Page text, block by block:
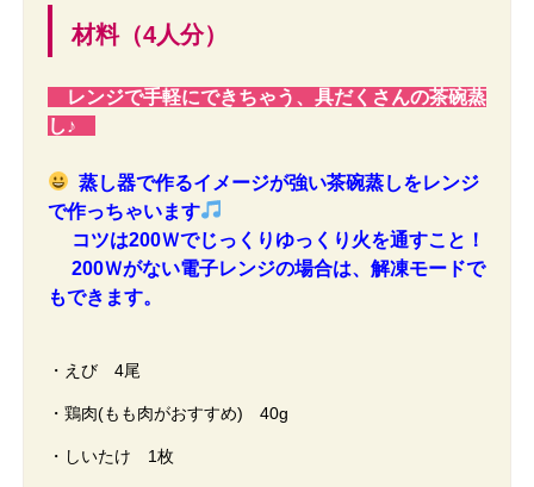
材料（4人分）
レンジで手軽にできちゃう、具だくさんの茶碗蒸
し♪
蒸し器で作るイメージが強い茶碗蒸しをレンジ
で作っちゃいます
コツは200Ｗでじっくりゆっくり火を通すこと！
200Ｗがない電子レンジの場合は、解凍モードで
もできます。
・えび 4尾
・鶏肉(もも肉がおすすめ) 40g
・しいたけ 1枚